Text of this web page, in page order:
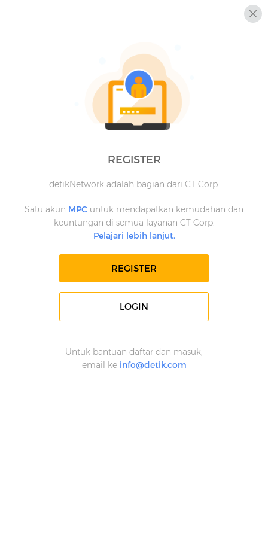
REGISTER
detikNetwork adalah bagian dari CT Corp.
Satu akun MPC untuk mendapatkan kemudahan dan
keuntungan di semua layanan CT Corp.
Pelajari lebih lanjut.
REGISTER
LOGIN
Untuk bantuan daftar dan masuk,
email ke info@detik.com